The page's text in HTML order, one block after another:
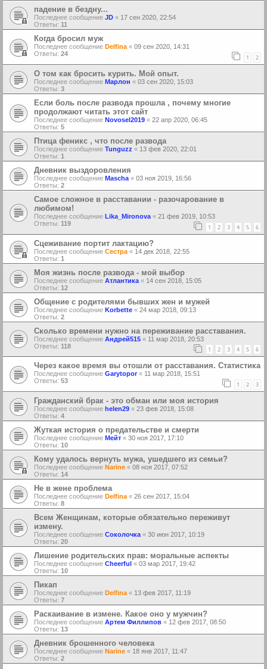
падение в бездну...
Последнее сообщение JD « 17 сен 2020, 22:54
Ответы: 11
Когда бросил муж
Последнее сообщение Delfina « 09 сен 2020, 14:31
Ответы: 24 1 2
О том как бросить курить. Мой опыт.
Последнее сообщение Марлон « 03 сен 2020, 15:03
Ответы: 3
Если боль после развода прошла , почему многие
продолжают читать этот сайт
Последнее сообщение Novosel2019 « 22 апр 2020, 06:45
Ответы: 5
Птица феникс , что после развода
Последнее сообщение Tunguzz « 13 фев 2020, 22:01
Ответы: 1
Дневник выздоровления
Последнее сообщение Mascha « 03 ноя 2019, 16:56
Ответы: 2
Самое сложное в расставании - разочарование в
любимом!
Последнее сообщение Lika_Mironova « 21 фев 2019, 10:53
Ответы: 119 1 2 3 4 5 6
Сцеживание портит лактацию?
Последнее сообщение Сестра « 14 дек 2018, 22:55
Ответы: 1
Моя жизнь после развода - мой выбор
Последнее сообщение Атлантика « 14 сен 2018, 15:05
Ответы: 12
Общение с родителями бывших жен и мужей
Последнее сообщение Korbette « 24 мар 2018, 09:13
Ответы: 2
Сколько времени нужно на переживание расставания.
Последнее сообщение Андрей515 « 11 мар 2018, 20:53
Ответы: 118 1 2 3 4 5 6
Через какое время вы отошли от расставания. Статистика
Последнее сообщение Garytopor« 11 мар 2018, 15:51
Ответы: 53 1 2 3
Гражданский брак - это обман или моя история
Последнее сообщение helen29 « 23 фев 2018, 15:08
Ответы: 4
Жуткая история о предательстве и смерти
Последнее сообщение Мейт « 30 ноя 2017, 17:10
Ответы: 10
Кому удалось вернуть мужа, ушедшего из семьи?
Последнее сообщение Narine « 08 ноя 2017, 07:52
Ответы: 14
Не в жене проблема
Последнее сообщение Delfina « 26 сен 2017, 15:04
Ответы: 8
Всем Женщинам, которые обязательно переживут
измену.
Последнее сообщение Соколочка « 30 июн 2017, 10:19
Ответы: 20
Лишение родительских прав: моральные аспекты
Последнее сообщение Cheerful « 03 мар 2017, 19:42
Ответы: 10
Пикап
Последнее сообщение Delfina « 13 фев 2017, 11:19
Ответы: 7
Раскаивание в измене. Какое оно у мужчин?
Последнее сообщение Артем Филлипов « 12 фев 2017, 08:50
Ответы: 13
Дневник брошенного человека
Последнее сообщение Narine « 18 янв 2017, 11:47
Ответы: 2